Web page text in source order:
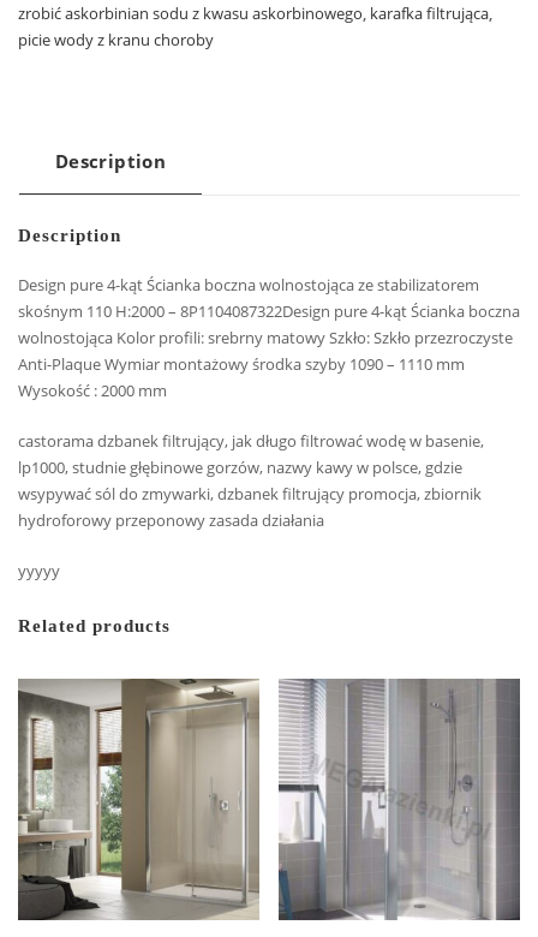
zrobić askorbinian sodu z kwasu askorbinowego, karafka filtrująca,
picie wody z kranu choroby
Description
Description
Design pure 4-kąt Ścianka boczna wolnostojąca ze stabilizatorem
skośnym 110 H:2000 – 8P1104087322Design pure 4-kąt Ścianka boczna
wolnostojąca Kolor profili: srebrny matowy Szkło: Szkło przezroczyste
Anti-Plaque Wymiar montażowy środka szyby 1090 – 1110 mm
Wysokość : 2000 mm
castorama dzbanek filtrujący, jak długo filtrować wodę w basenie,
lp1000, studnie głębinowe gorzów, nazwy kawy w polsce, gdzie
wsypywać sól do zmywarki, dzbanek filtrujący promocja, zbiornik
hydroforowy przeponowy zasada działania
yyyyy
Related products